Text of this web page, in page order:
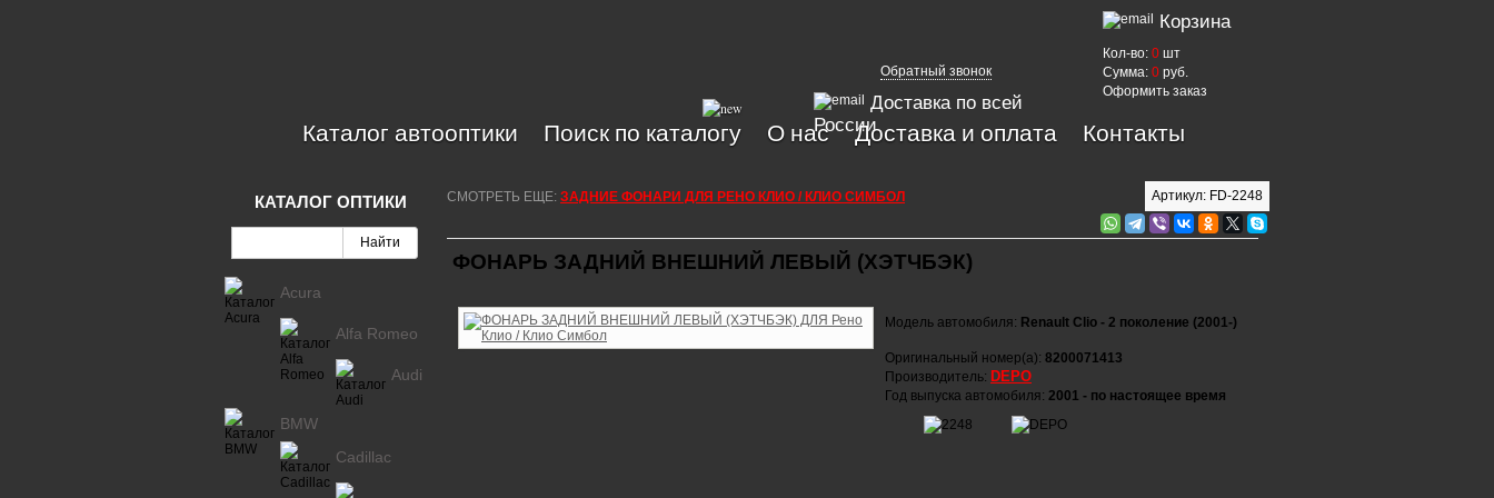
Обратный звонок
Доставка по всей
России
Корзина
Кол-во: 0 шт
Сумма: 0 руб.
Оформить заказ
Каталог автооптики Поиск по каталогу О нас Доставка и оплата Контакты
СМОТРЕТЬ ЕЩЕ: ЗАДНИЕ ФОНАРИ ДЛЯ РЕНО КЛИО / КЛИО СИМБОЛ Артикул: FD-2248
ФОНАРЬ ЗАДНИЙ ВНЕШНИЙ ЛЕВЫЙ (ХЭТЧБЭК)
Модель автомобиля: Renault Clio - 2 поколение (2001-)
Оригинальный номер(а): 8200071413
Производитель: DEPO
Год выпуска автомобиля: 2001 - по настоящее время
КАТАЛОГ ОПТИКИ
Acura
Alfa Romeo
Audi
BMW
Cadillac